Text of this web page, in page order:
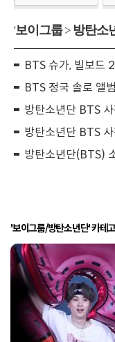
'보이그룹> 방탄소
BTS 슈가, 빌보드
BTS 정국 솔로 앨
방탄소년단 BTS
방탄소년단 BTS
방탄소년단(BTS)
'보이그룹/방탄소년단' 카테